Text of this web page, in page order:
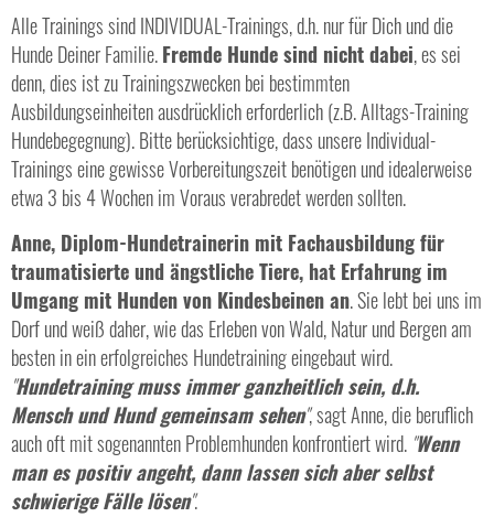
Alle Trainings sind INDIVIDUAL-Trainings, d.h. nur für Dich und die
Hunde Deiner Familie.Fremde Hunde sind nicht dabei, es sei
denn, dies ist zu Trainingszwecken bei bestimmten
Ausbildungseinheiten ausdrücklich erforderlich (z.B. Alltags-Training
Hundebegegnung). Bitte berücksichtige, dass unsere Individual-
Trainings eine gewisse Vorbereitungszeit benötigen und idealerweise
etwa 3 bis 4 Wochen im Voraus verabredet werden sollten.
Anne, Diplom-Hundetrainerin mit Fachausbildung für
traumatisierte und ängstliche Tiere, hat Erfahrung im
Umgang mit Hunden von Kindesbeinen an. Sie lebt bei uns im
Dorf und weiß daher, wie das Erleben von Wald, Natur und Bergen am
besten in ein erfolgreiches Hundetraining eingebaut wird.
"Hundetraining muss immer ganzheitlich sein, d.h.
Mensch und Hund gemeinsam sehen", sagt Anne, die beruflich
auch oft mit sogenannten Problemhunden konfrontiert wird. "Wenn
man es positiv angeht, dann lassen sich aber selbst
schwierige Fälle lösen".